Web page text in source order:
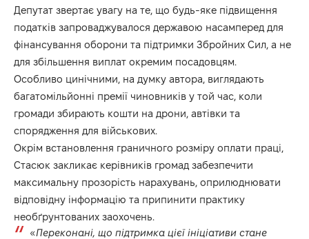
Депутат звертає увагу на те, що будь-яке підвищення
податків запроваджувалося державою насамперед для
фінансування оборони та підтримки Збройних Сил, а не
для збільшення виплат окремим посадовцям.
Особливо цинічними, на думку автора, виглядають
багатомільйонні премії чиновників у той час, коли
громади збирають кошти на дрони, автівки та
спорядження для військових.
Окрім встановлення граничного розміру оплати праці,
Стасюк закликає керівників громад забезпечити
максимальну прозорість нарахувань, оприлюднювати
відповідну інформацію та припинити практику
необґрунтованих заохочень.
«Переконані, що підтримка цієї ініціативи стане